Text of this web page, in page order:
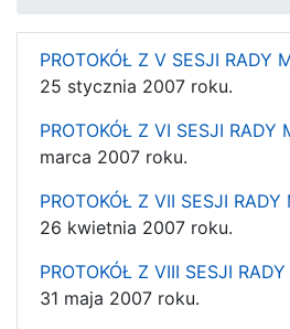
PROTOKÓŁ Z V SESJI RADY
25 stycznia 2007 roku.
PROTOKÓŁ Z VI SESJI RADY
marca 2007 roku.
PROTOKÓŁ Z VII SESJI RADY
26 kwietnia 2007 roku.
PROTOKÓŁ Z VIII SESJI
31 maja 2007 roku.